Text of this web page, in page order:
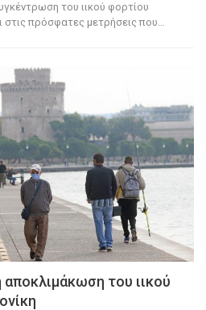
του ιικού φορτίου
πρόσφατες μετρήσεις που…
του ιικού